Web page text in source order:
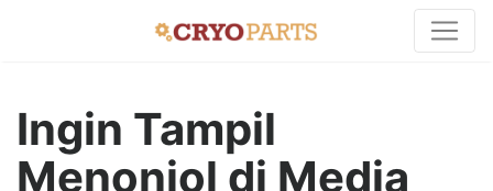
Ingin Tampil
Menonjol di Media